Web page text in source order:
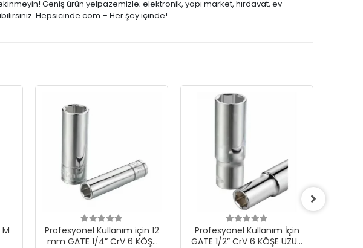
Geniş ürün yelpazemizle; elektronik, yapı market, hırdavat, ev
Hepsicinde.com – Her şey içinde!
M
Profesyonel Kullanım için 12
mm GATE 1/4” CrV 6 KÖŞE
Profesyonel Kullanım İçin
GATE 1/2” CrV 6 KÖŞE UZUN